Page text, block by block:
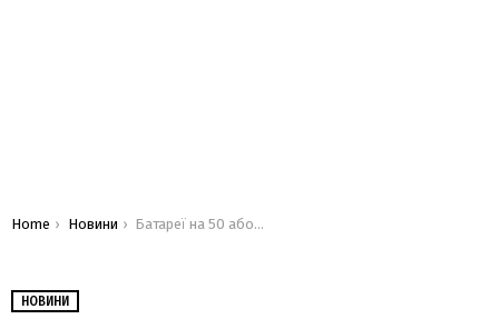
You are here:
Home Новини Батареї на 50 або 75 кВтгод: Фургон Opel Vivaro отримав електричну версію
НОВИНИ